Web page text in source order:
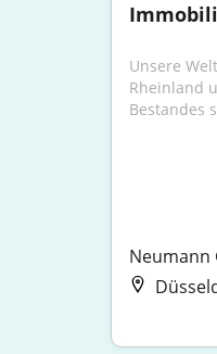
Unsere
Rheinland
Bestandes
Neumann